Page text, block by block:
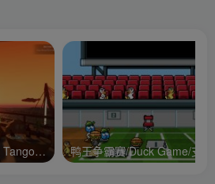
代号：探戈/Operation: Tango/支持网络联机